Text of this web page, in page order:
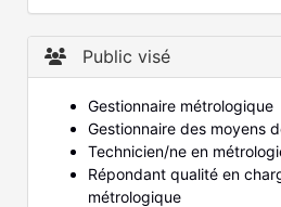
Public visé
Gestionnaire métrologique
Gestionnaire des moyens
Technicien/ne en
Répondant qualité en
métrologique